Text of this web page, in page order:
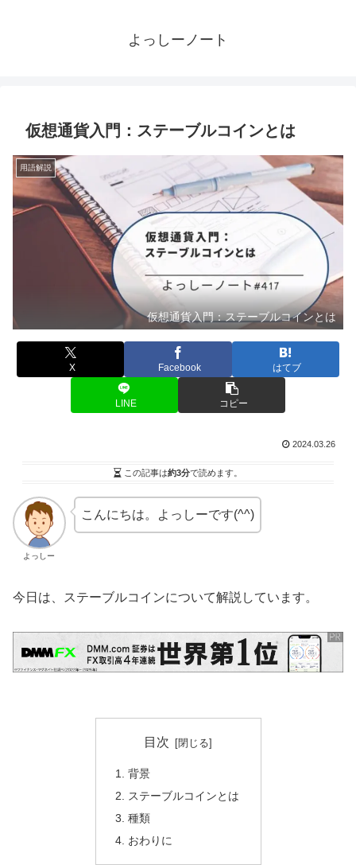
よっしーノート
仮想通貨入門：ステーブルコインとは
用語解説
仮想通貨入門：ステーブルコインとは
X Facebook はてブ
LINE コピー
2024.03.26
この記事は約3分で読めます。
よっしー
こんにちは。よっしーです(^^)
今日は、ステーブルコインについて解説しています。
目次
背景
ステーブルコインとは
種類
おわりに